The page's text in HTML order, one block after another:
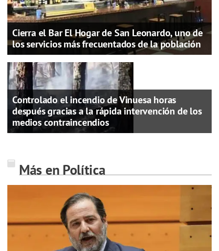
Cierra el Bar El Hogar de San Leonardo, uno de
los servicios más frecuentados de la población
Controlado el incendio de Vinuesa horas
después gracias a la rápida intervención de los
medios contraincendios
Más en Política